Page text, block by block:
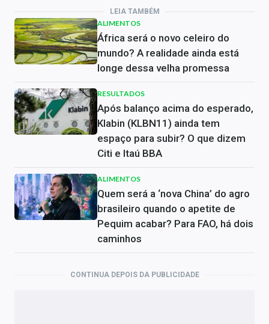
LEIA TAMBÉM
ALIMENTOS
África será o novo celeiro do
mundo? A realidade ainda está
longe dessa velha promessa
RESULTADOS
Após balanço acima do esperado,
Klabin (KLBN11) ainda tem
espaço para subir? O que dizem
Citi e Itaú BBA
ALIMENTOS
Quem será a ‘nova China’ do agro
brasileiro quando o apetite de
Pequim acabar? Para FAO, há dois
caminhos
CONTINUA DEPOIS DA PUBLICIDADE